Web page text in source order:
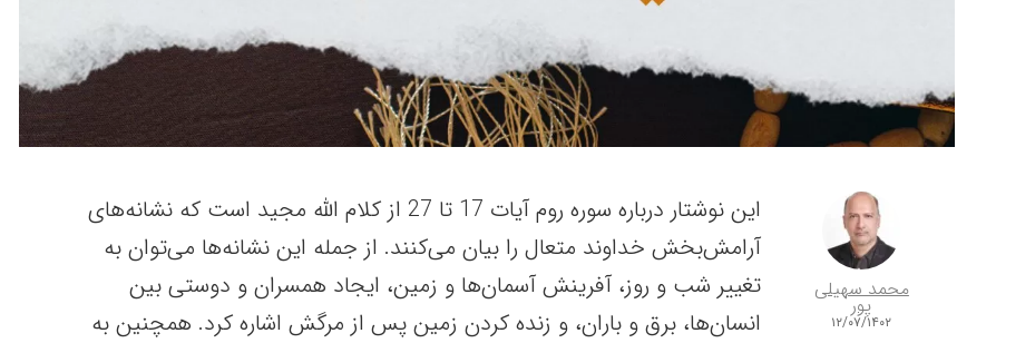
محمد سهیلی
پور
۱۲/۰۷/۱۴۰۲
این نوشتار درباره سوره روم آیات 17 تا 27 از کلام الله مجید است که نشانه‌های
آرامش‌بخش خداوند متعال را بیان می‌کنند. از جمله این نشانه‌ها می‌توان به
تغییر شب و روز، آفرینش آسمان‌ها و زمین، ایجاد همسران و دوستی بین
انسان‌ها، برق و باران، و زنده کردن زمین پس از مرگش اشاره کرد. همچنین به